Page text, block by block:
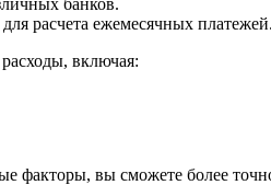
расчета ежемесячных платежей.
включая:
факторы, вы сможете более